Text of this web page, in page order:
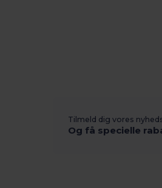
Tilmeld dig vores
Og få specielle